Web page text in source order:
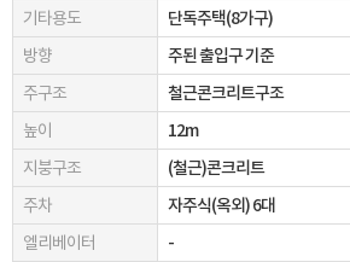
기타용도
단독주택(8가구)
방향
주된 출입구 기준
주구조
철근콘크리트구조
높이
12m
지붕구조
(철근)콘크리트
주차
자주식(옥외) 6대
엘리베이터
-